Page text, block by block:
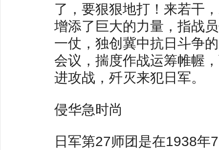
了，要狠狠地打！来若干
增添了巨大的力量，指战
一仗，独创冀中抗日斗争
会议，揣度作战运筹帷幄
进攻战，歼灭来犯日军。
侵华急时尚
日军第27师团是在1938年